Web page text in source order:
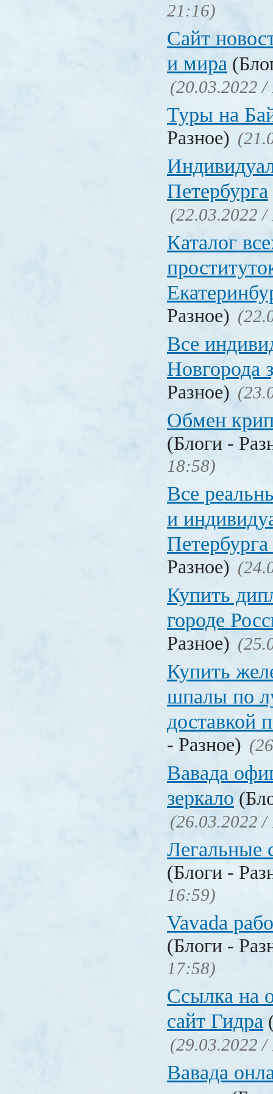
21:16)
Сайт
и мира
(20.03.2022 /
Туры на
Разное)
Петербурга
(22.03.2022 /
Каталог
Разное)
Все
Новгорода
Разное)
Обмен
(Блоги -
18:58)
Все
и
Петербурга
Разное)
Купить
городе
Разное)
Купить
шпалы по
доставкой
- Разное)
Вавада
зеркало
(26.03.2022 /
Легальные
(Блоги -
16:59)
Vavada
(Блоги -
17:58)
Ссылка на
сайт Гидра
(29.03.2022 /
Вавада